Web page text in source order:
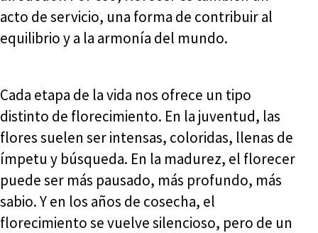
acto de servicio, una forma de contribuir al
equilibrio y a la armonía del mundo.
Cada etapa de la vida nos ofrece un tipo
distinto de florecimiento. En la juventud, las
flores suelen ser intensas, coloridas, llenas de
ímpetu y búsqueda. En la madurez, el florecer
puede ser más pausado, más profundo, más
sabio. Y en los años de cosecha, el
florecimiento se vuelve silencioso, pero de un